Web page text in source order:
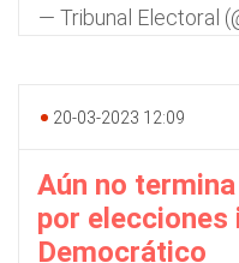
— Tribunal Electoral
20-03-2023 12:09
Aún no
por elecciones
Democrático